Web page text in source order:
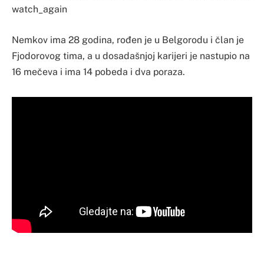
watch_again
Nemkov ima 28 godina, rođen je u Belgorodu i član je
Fjodorovog tima, a u dosadašnjoj karijeri je nastupio na
16 mečeva i ima 14 pobeda i dva poraza.